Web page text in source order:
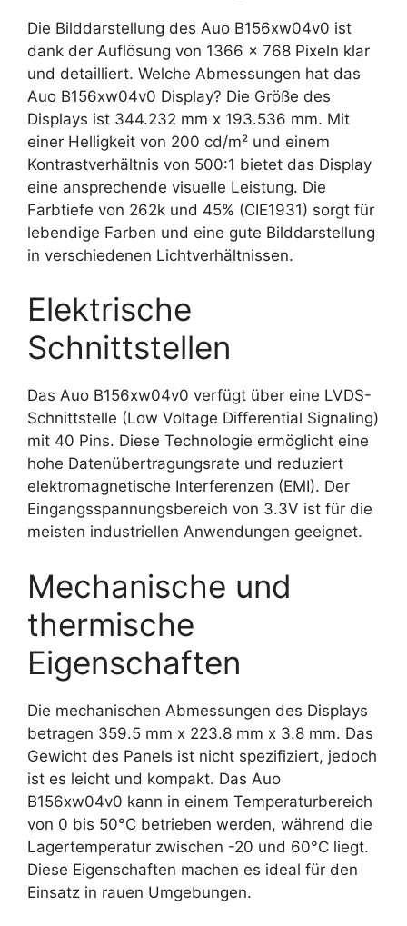
Die Bilddarstellung des Auo B156xw04v0 ist
dank der Auflösung von 1366 x 768 Pixeln klar
und detailliert. Welche Abmessungen hat das
Auo B156xw04v0 Display? Die Größe des
Displays ist 344.232 mm x 193.536 mm. Mit
einer Helligkeit von 200 cd/m² und einem
Kontrastverhältnis von 500:1 bietet das Display
eine ansprechende visuelle Leistung. Die
Farbtiefe von 262k und 45% (CIE1931) sorgt für
lebendige Farben und eine gute Bilddarstellung
in verschiedenen Lichtverhältnissen.
Elektrische
Schnittstellen
Das Auo B156xw04v0 verfügt über eine LVDS-
Schnittstelle (Low Voltage Differential Signaling)
mit 40 Pins. Diese Technologie ermöglicht eine
hohe Datenübertragungsrate und reduziert
elektromagnetische Interferenzen (EMI). Der
Eingangsspannungsbereich von 3.3V ist für die
meisten industriellen Anwendungen geeignet.
Mechanische und
thermische
Eigenschaften
Die mechanischen Abmessungen des Displays
betragen 359.5 mm x 223.8 mm x 3.8 mm. Das
Gewicht des Panels ist nicht spezifiziert, jedoch
ist es leicht und kompakt. Das Auo
B156xw04v0 kann in einem Temperaturbereich
von 0 bis 50°C betrieben werden, während die
Lagertemperatur zwischen -20 und 60°C liegt.
Diese Eigenschaften machen es ideal für den
Einsatz in rauen Umgebungen.